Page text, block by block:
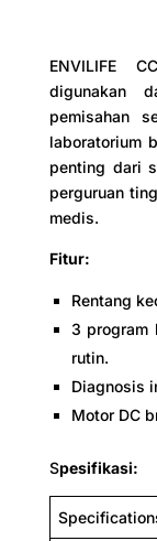
ENVILIFE
digunakan
pemisahan
laboratorium
penting dari
perguruan
medis.
Fitur:
Rentang
3 program
rutin.
Diagnosis
Motor DC
Spesifikasi: